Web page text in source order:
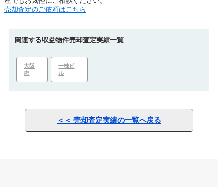
売却査定のご依頼はこちら
関連する収益物件売却査定実績一覧
大阪
府
一棟ビ
ル
＜＜ 売却査定実績の一覧へ戻る